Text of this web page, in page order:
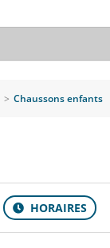
> Chaussons enfants